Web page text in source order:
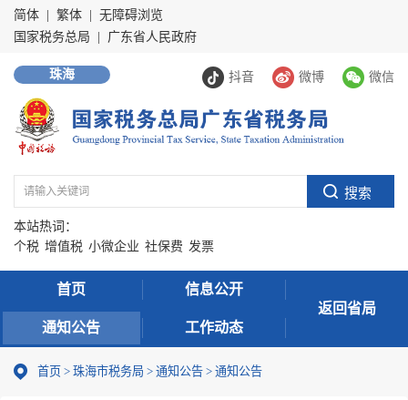
简体 繁体
无障碍浏览
国家税务总局
广东省人民政府
抖音 微博 微信
珠海
本站热词：
个税 增值税 小微企业 社保费 发票
首页 信息公开
通知公告 工作动态
返回省局
首页 > 珠海市税务局 > 通知公告 > 通知公告